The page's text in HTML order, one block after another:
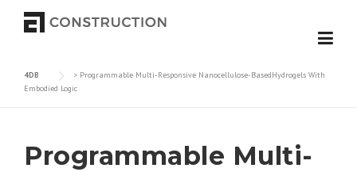
Skip to content
4DB > Programmable Multi-Responsive Nanocellulose-BasedHydrogels With
Embodied Logic
Programmable Multi-